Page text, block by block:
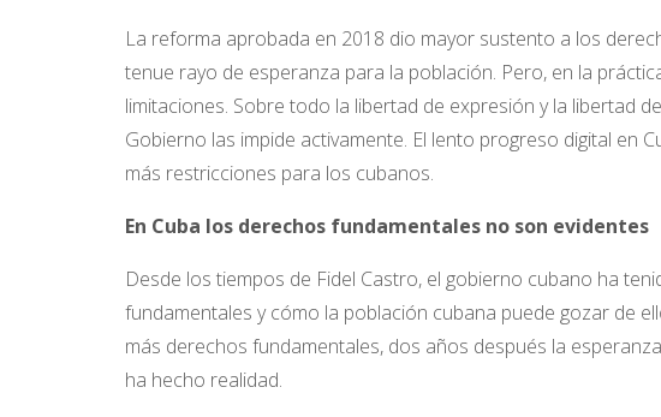
La reforma aprobada en 2018 dio mayor sustento a los
tenue rayo de esperanza para la población. Pero, en la
limitaciones. Sobre todo la libertad de expresión y la libertad
Gobierno las impide activamente. El lento progreso digital en
más restricciones para los cubanos.
En Cuba los derechos fundamentales no son evidentes
Desde los tiempos de Fidel Castro, el gobierno cubano ha
fundamentales y cómo la población cubana puede gozar de
más derechos fundamentales, dos años después la
ha hecho realidad.